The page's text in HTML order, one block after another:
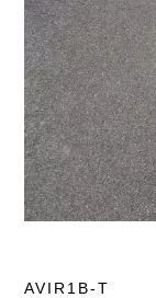
AVIR1B-T